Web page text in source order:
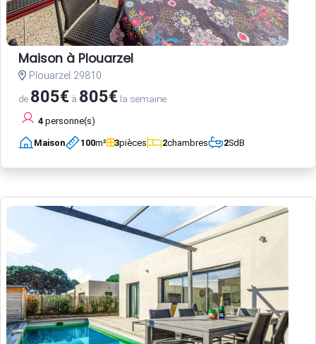
Maison à Plouarzel
Plouarzel 29810
de 805€ à 805€ la semaine
4 personne(s)
Maison 100m² 3pièces 2chambres 2SdB